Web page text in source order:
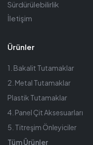
Sürdürülebilirlik
İletişim
Ürünler
1. Bakalit Tutamaklar
2. Metal Tutamaklar
Plastik Tutamaklar
4. Panel Çit Aksesuarları
5. Titreşim Önleyiciler
Tüm Ürünler